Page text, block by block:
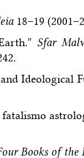
18–19
Sfar
Ideological
Books of the